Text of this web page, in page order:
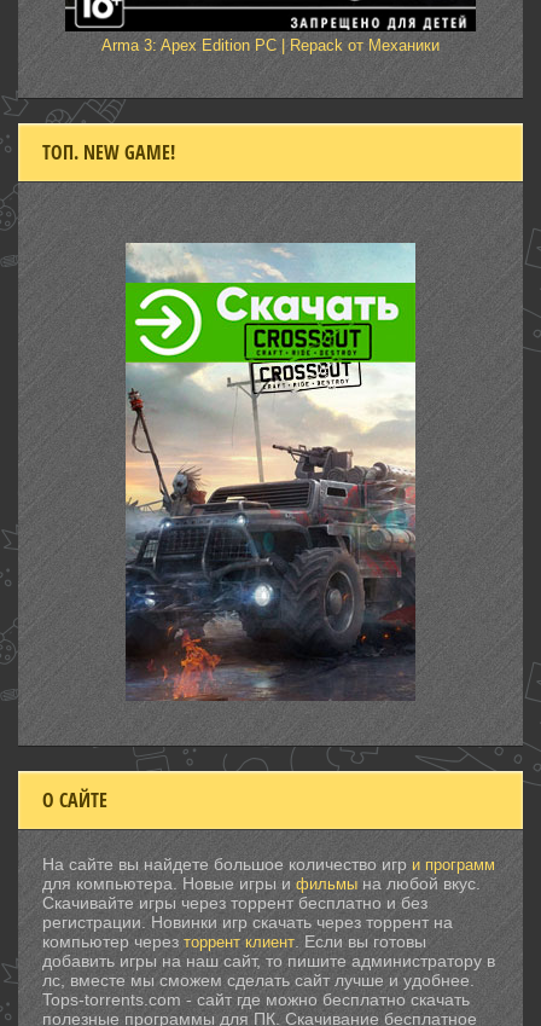
Arma 3: Apex Edition PC | Repack от Механики
ТОП. NEW GAME!
О САЙТЕ
На сайте вы найдете большое количество игр и программ
для компьютера. Новые игры и фильмы на любой вкус.
Скачивайте игры через торрент бесплатно и без
регистрации. Новинки игр скачать через торрент на
компьютер через торрент клиент . Если вы готовы
добавить игры на наш сайт, то пишите администратору в
лс, вместе мы сможем сделать сайт лучше и удобнее.
Tops-torrents.com - сайт где можно бесплатно скачать
полезные программы для ПК. Скачивание бесплатное